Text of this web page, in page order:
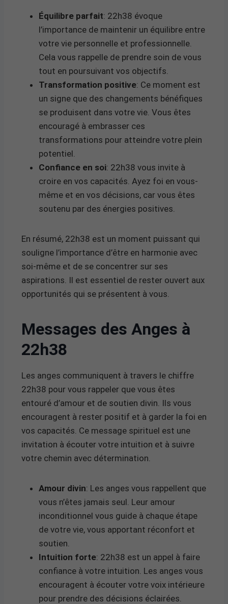
Équilibre parfait: 22h38 évoque
l’importance de maintenir un équilibre entre
votre vie personnelle et professionnelle.
Cela vous rappelle de prendre soin de vous
tout en poursuivant vos objectifs.
Transformation positive: Ce moment est
un signe que des changements bénéfiques
se produisent dans votre vie. Vous êtes
encouragé à embrasser ces
transformations pour atteindre votre plein
potentiel.
Confiance en soi: 22h38 vous invite à
croire en vos capacités. Ayez foi en vous-
même et en vos décisions, car vous êtes
soutenu par des énergies positives.
En résumé, 22h38 est un moment puissant qui
souligne l’importance d’être en harmonie avec
soi-même et de se concentrer sur ses
aspirations. Il est essentiel de rester ouvert aux
opportunités qui se présentent à vous.
Messages des Anges à
22h38
Les anges communiquent à travers le chiffre
22h38 pour vous rappeler que vous êtes
entouré d’amour et de soutien divin. Ils vous
encouragent à rester positif et à garder la foi en
vos capacités. Ce message spirituel est une
invitation à écouter votre intuition et à suivre
votre chemin avec détermination.
Amour divin: Les anges vous rappellent que
vous n’êtes jamais seul. Leur amour
inconditionnel vous guide à chaque étape
de votre vie, vous apportant réconfort et
soutien.
Intuition forte: 22h38 est un appel à faire
confiance à votre intuition. Les anges vous
encouragent à écouter votre voix intérieure
pour prendre des décisions éclairées.